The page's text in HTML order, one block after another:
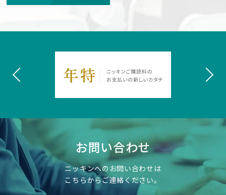
お問い合わせ
ニッキンへのお問い合わせは
こちらからご連絡ください。